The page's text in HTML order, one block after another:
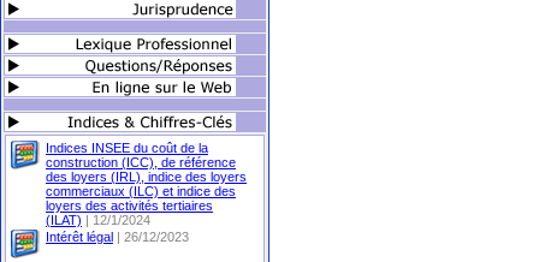
Indices INSEE du coût de la
construction (ICC), de référence
des loyers (IRL), indice des loyers
commerciaux (ILC) et indice des
loyers des activités tertiaires
(ILAT) | 12/1/2024
Intérêt légal | 26/12/2023